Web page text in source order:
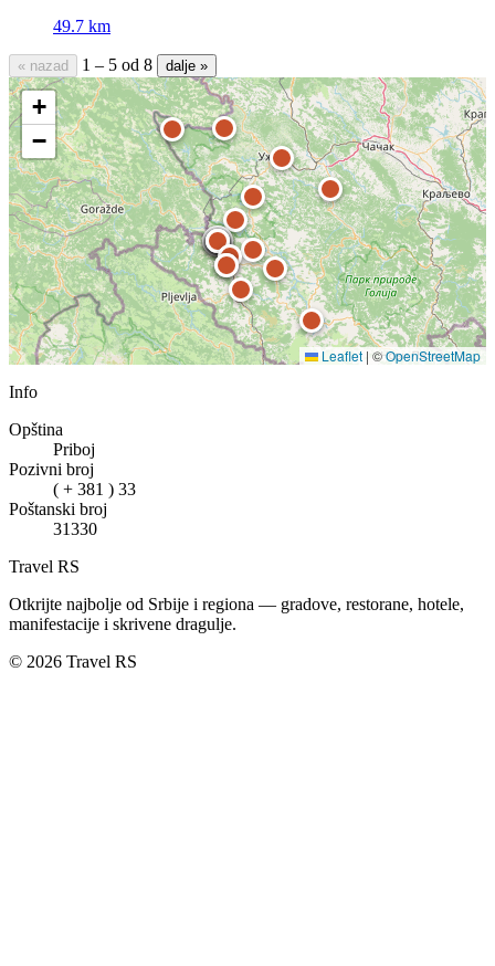
49.7 km
« nazad 1 – 5 od 8 dalje »
+
−
Leaflet | ©OpenStreetMap
Info
Opština
Priboj
Pozivni broj
( + 381 ) 33
Poštanski broj
31330
Travel RS
Otkrijte najbolje od Srbije i regiona — gradove, restorane, hotele,
manifestacije i skrivene dragulje.
© 2026 Travel RS